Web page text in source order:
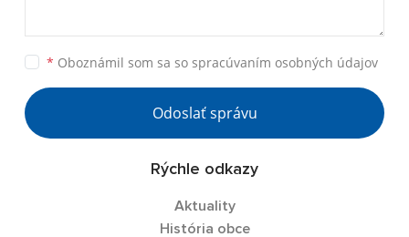
* Oboznámil som sa so spracúvaním osobných údajov
Odoslať správu
Rýchle odkazy
Aktuality
História obce